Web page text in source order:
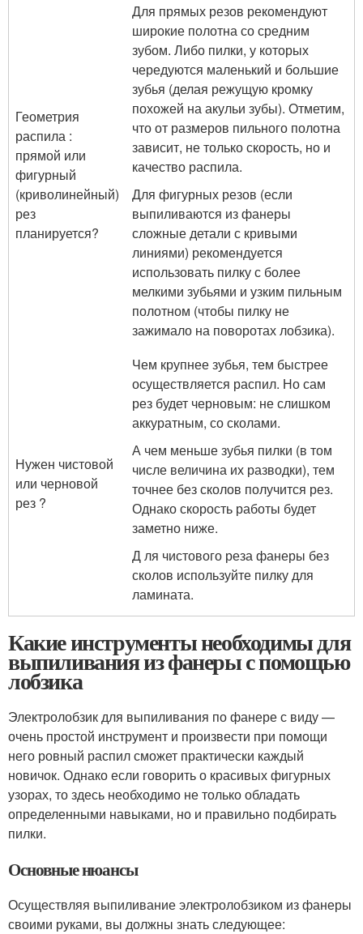
Геометрия
распила :
прямой или
фигурный
(криволинейный)
рез
планируется?
Для прямых резов рекомендуют
широкие полотна со средним
зубом. Либо пилки, у которых
чередуются маленький и большие
зубья (делая режущую кромку
похожей на акульи зубы). Отметим,
что от размеров пильного полотна
зависит, не только скорость, но и
качество распила.
Для фигурных резов (если
выпиливаются из фанеры
сложные детали с кривыми
линиями) рекомендуется
использовать пилку с более
мелкими зубьями и узким пильным
полотном (чтобы пилку не
зажимало на поворотах лобзика).
Нужен чистовой
или черновой
рез ?
Чем крупнее зубья, тем быстрее
осуществляется распил. Но сам
рез будет черновым: не слишком
аккуратным, со сколами.
А чем меньше зубья пилки (в том
числе величина их разводки), тем
точнее без сколов получится рез.
Однако скорость работы будет
заметно ниже.
Д ля чистового реза фанеры без
сколов используйте пилку для
ламината.
Какие инструменты необходимы для
выпиливания из фанеры с помощью
лобзика
Электролобзик для выпиливания по фанере с виду —
очень простой инструмент и произвести при помощи
него ровный распил сможет практически каждый
новичок. Однако если говорить о красивых фигурных
узорах, то здесь необходимо не только обладать
определенными навыками, но и правильно подбирать
пилки.
Основные нюансы
Осуществляя выпиливание электролобзиком из фанеры
своими руками, вы должны знать следующее: